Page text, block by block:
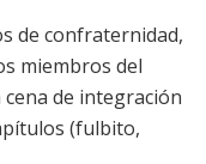
de confraternidad,
miembros del
de integración
(fulbito,